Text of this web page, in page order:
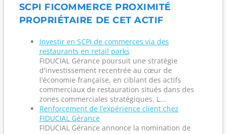
SCPI FICOMMERCE PROXIMITÉ
PROPRIÉTAIRE DE CET ACTIF
Investir en SCPI de commerces via des
restaurants en retail parks
FIDUCIAL Gérance poursuit une stratégie
d'investissement recentrée au cœur de
l'économie française, en ciblant des actifs
commerciaux de restauration situés dans des
zones commerciales stratégiques. L...
Renforcement de l’expérience client chez
FIDUCIAL Gérance
FIDUCIAL Gérance annonce la nomination de